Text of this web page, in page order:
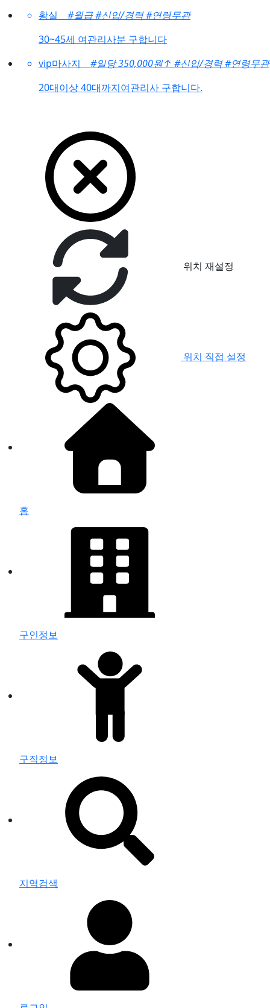
황실
#월급#신입/경력#연령무관
30~45세 여관리사분 구합니다
vip마사지
#일당 350,000원↑ #신입/경력#연령무관
20대이상 40대까지여관리사 구합니다.
위치 재설정
위치 직접 설정
홈
구인정보
구직정보
지역검색